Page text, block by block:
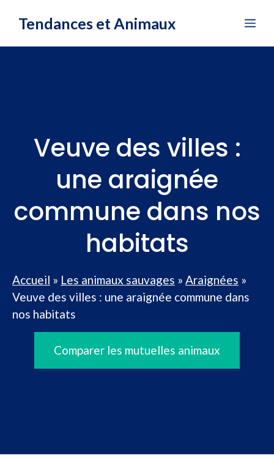
Tendances et Animaux
Veuve des villes :
une araignée
commune dans nos
habitats
Accueil » Les animaux sauvages » Araignées »
Veuve des villes : une araignée commune dans
nos habitats
Comparer les mutuelles animaux